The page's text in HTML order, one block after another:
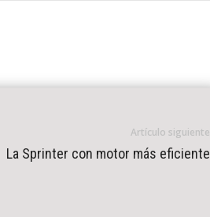
Artículo siguiente
La Sprinter con motor más eficiente